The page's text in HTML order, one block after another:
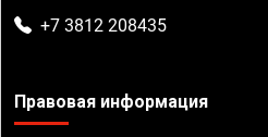
+7 3812 208435
Правовая информация